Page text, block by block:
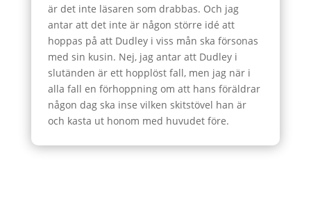
är det inte läsaren som drabbas. Och jag
antar att det inte är någon större idé att
hoppas på att Dudley i viss mån ska försonas
med sin kusin. Nej, jag antar att Dudley i
slutänden är ett hopplöst fall, men jag när i
alla fall en förhoppning om att hans föräldrar
någon dag ska inse vilken skitstövel han är
och kasta ut honom med huvudet före.